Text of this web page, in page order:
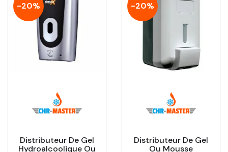
-20%
Distributeur De Gel
Hydroalcoolique Ou
-20%
Distributeur De Gel
Ou Mousse